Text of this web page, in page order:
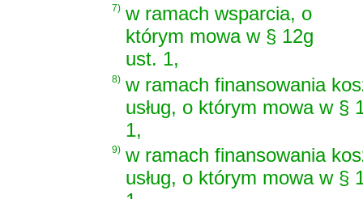
7) w ramach wsparcia, o
którym mowa w § 12g
ust. 1,
8) w ramach finansowania
usług, o którym mowa w §
1,
9) w ramach finansowania
usług, o którym mowa w §